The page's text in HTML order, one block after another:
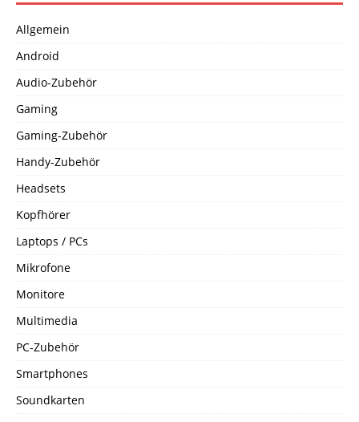
Allgemein
Android
Audio-Zubehör
Gaming
Gaming-Zubehör
Handy-Zubehör
Headsets
Kopfhörer
Laptops / PCs
Mikrofone
Monitore
Multimedia
PC-Zubehör
Smartphones
Soundkarten